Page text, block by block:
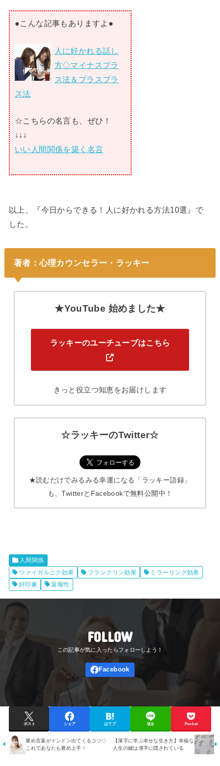
●こんな記事もありますよ●
人に好かれる話し
方◇マイナスプラ
ス法＆プラスプラ
ス法
☆こちらの名言も、ぜひ！
↓↓↓
いい人間関係を築く名言
以上、『今日からできる！人に好かれる方法10選』で
した。
著者：心理カウンセラー・ラッキー
★YouTube 始めました★
ラッキーのユーチューブはこちら
きっと役立つ知恵をお届けします
☆ラッキーのTwitter☆
★読むだけでみるみる幸運になる「ラッキー語録」
も、TwitterとFacebookで無料公開中！
人間関係
ツァイガルニク効果
フランクリン効果
ミラーリング効果
好印象
返報性
FOLLOW
ポスト シェア はてブ 送る Pocket
褒め言葉がドンドン出てくるコツ◇
これであなたも褒め上手！
【漢字に学ぶ幸せな生き方】幸福な
人生の鍵は漢字に隠されている